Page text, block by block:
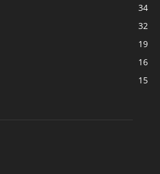
34
32
19
16
15